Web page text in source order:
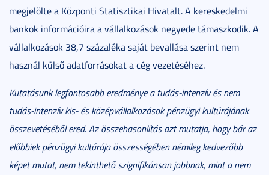
megjelölte a Központi Statisztikai Hivatalt. A kereskedelmi
bankok információira a vállalkozások negyede támaszkodik. A
vállalkozások 38,7 százaléka saját bevallása szerint nem
használ külső adatforrásokat a cég vezetéséhez.
Kutatásunk legfontosabb eredménye a tudás-intenzív és nem
tudás-intenzív kis- és középvállalkozások pénzügyi kultúrájának
összevetéséből ered. Az összehasonlítás azt mutatja, hogy bár az
előbbiek pénzügyi kultúrája összességében némileg kedvezőbb
képet mutat, nem tekinthető szignifikánsan jobbnak, mint a nem